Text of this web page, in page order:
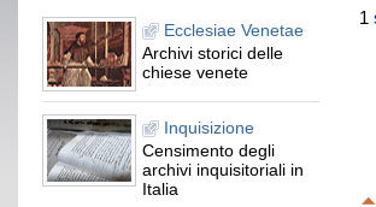
Ecclesiae Venetae
Archivi storici delle
chiese venete
Inquisizione
Censimento degli
archivi inquisitoriali in
Italia
1